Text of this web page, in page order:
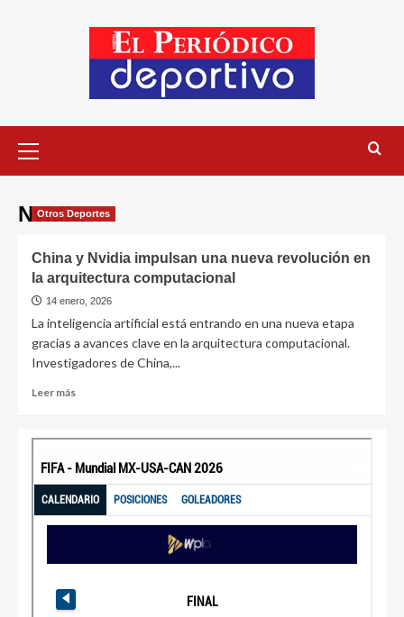
Nvidia
Otros Deportes
China y Nvidia impulsan una nueva revolución en
la arquitectura computacional
14 enero, 2026
La inteligencia artificial está entrando en una nueva etapa
gracias a avances clave en la arquitectura computacional.
Investigadores de China,...
Leer más